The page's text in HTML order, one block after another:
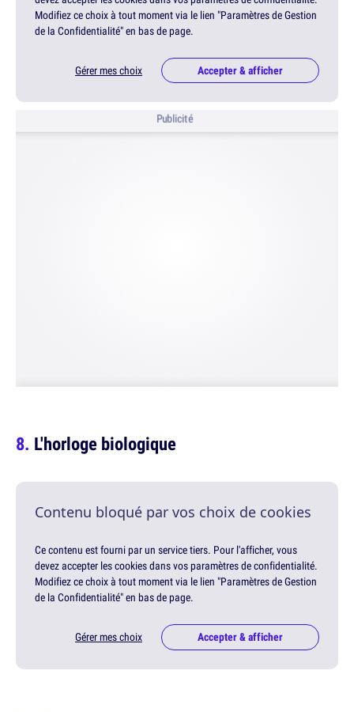
Modifiez ce choix à tout moment via le lien "Paramètres de Gestion
de la Confidentialité" en bas de page.
Gérer mes choix Accepter & afficher
Publicité
L'horloge biologique
Contenu bloqué par vos choix de cookies
Ce contenu est fourni par un service tiers. Pour l'afficher, vous
devez accepter les cookies dans vos paramètres de confidentialité.
Modifiez ce choix à tout moment via le lien "Paramètres de Gestion
de la Confidentialité" en bas de page.
Gérer mes choix Accepter & afficher